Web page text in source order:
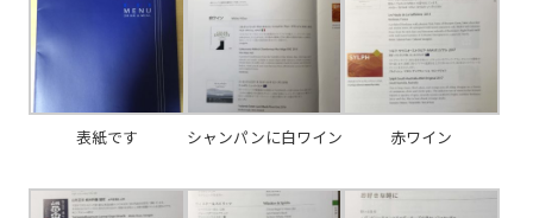
表紙です シャンパンに白ワイン 赤ワイン